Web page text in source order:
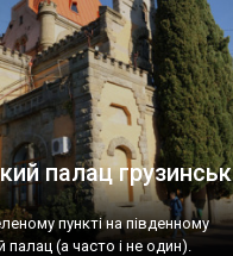
палац
пункті на південному
(а часто і не один).